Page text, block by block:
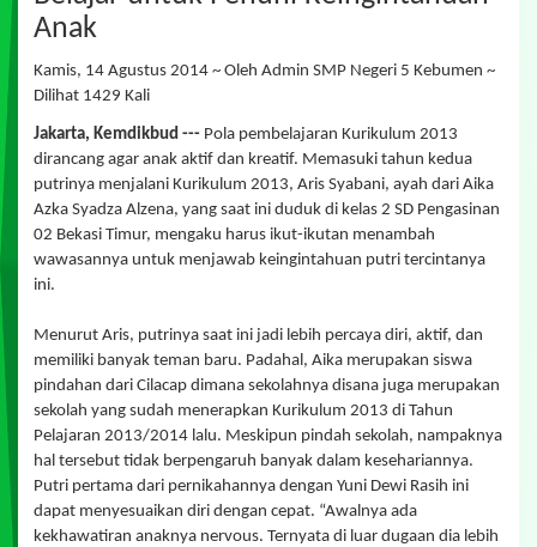
Anak
Kamis, 14 Agustus 2014 ~ Oleh Admin SMP Negeri 5 Kebumen ~
Dilihat 1429 Kali
Jakarta, Kemdikbud --- Pola pembelajaran Kurikulum 2013
dirancang agar anak aktif dan kreatif. Memasuki tahun kedua
putrinya menjalani Kurikulum 2013, Aris Syabani, ayah dari Aika
Azka Syadza Alzena, yang saat ini duduk di kelas 2 SD Pengasinan
02 Bekasi Timur, mengaku harus ikut-ikutan menambah
wawasannya untuk menjawab keingintahuan putri tercintanya
ini.
Menurut Aris, putrinya saat ini jadi lebih percaya diri, aktif, dan
memiliki banyak teman baru. Padahal, Aika merupakan siswa
pindahan dari Cilacap dimana sekolahnya disana juga merupakan
sekolah yang sudah menerapkan Kurikulum 2013 di Tahun
Pelajaran 2013/2014 lalu. Meskipun pindah sekolah, nampaknya
hal tersebut tidak berpengaruh banyak dalam kesehariannya.
Putri pertama dari pernikahannya dengan Yuni Dewi Rasih ini
dapat menyesuaikan diri dengan cepat. “Awalnya ada
kekhawatiran anaknya nervous. Ternyata di luar dugaan dia lebih